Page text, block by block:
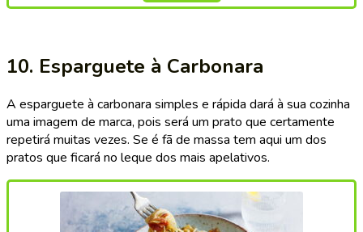
10. Esparguete à Carbonara
A esparguete à carbonara simples e rápida dará à sua cozinha
uma imagem de marca, pois será um prato que certamente
repetirá muitas vezes. Se é fã de massa tem aqui um dos
pratos que ficará no leque dos mais apelativos.